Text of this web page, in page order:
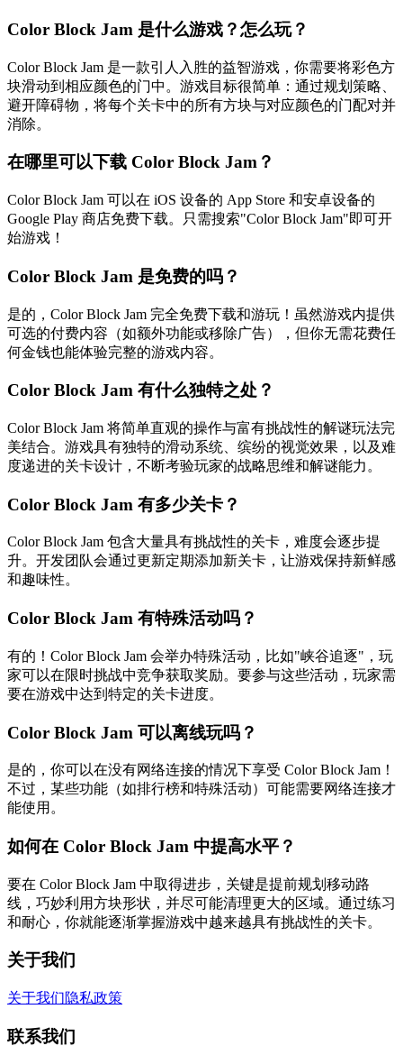
Color Block Jam 是什么游戏？怎么玩？
Color Block Jam 是一款引人入胜的益智游戏，你需要将彩色方
块滑动到相应颜色的门中。游戏目标很简单：通过规划策略、
避开障碍物，将每个关卡中的所有方块与对应颜色的门配对并
消除。
在哪里可以下载 Color Block Jam？
Color Block Jam 可以在 iOS 设备的 App Store 和安卓设备的
Google Play 商店免费下载。只需搜索"Color Block Jam"即可开
始游戏！
Color Block Jam 是免费的吗？
是的，Color Block Jam 完全免费下载和游玩！虽然游戏内提供
可选的付费内容（如额外功能或移除广告），但你无需花费任
何金钱也能体验完整的游戏内容。
Color Block Jam 有什么独特之处？
Color Block Jam 将简单直观的操作与富有挑战性的解谜玩法完
美结合。游戏具有独特的滑动系统、缤纷的视觉效果，以及难
度递进的关卡设计，不断考验玩家的战略思维和解谜能力。
Color Block Jam 有多少关卡？
Color Block Jam 包含大量具有挑战性的关卡，难度会逐步提
升。开发团队会通过更新定期添加新关卡，让游戏保持新鲜感
和趣味性。
Color Block Jam 有特殊活动吗？
有的！Color Block Jam 会举办特殊活动，比如"峡谷追逐"，玩
家可以在限时挑战中竞争获取奖励。要参与这些活动，玩家需
要在游戏中达到特定的关卡进度。
Color Block Jam 可以离线玩吗？
是的，你可以在没有网络连接的情况下享受 Color Block Jam！
不过，某些功能（如排行榜和特殊活动）可能需要网络连接才
能使用。
如何在 Color Block Jam 中提高水平？
要在 Color Block Jam 中取得进步，关键是提前规划移动路
线，巧妙利用方块形状，并尽可能清理更大的区域。通过练习
和耐心，你就能逐渐掌握游戏中越来越具有挑战性的关卡。
关于我们
关于我们隐私政策
联系我们